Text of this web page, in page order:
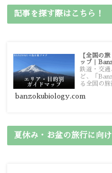
記事を探す際はこちら！
【全国の
ップ｜
鉄道・交通
ど、「
る全国の
ガイドマッ
banzokubiology.com
夏休み・お盆の旅行に向け